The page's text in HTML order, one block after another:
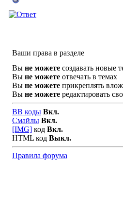
Ваши права в разделе
Вы не можете создавать новые
Вы не можете отвечать в темах
Вы не можете прикреплять
Вы не можете редактировать
BB коды Вкл.
Смайлы Вкл.
[IMG] код Вкл.
HTML код Выкл.
Правила форума